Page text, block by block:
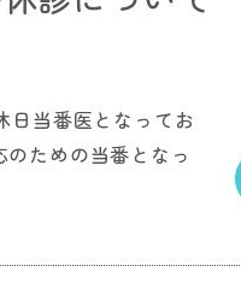
日当番医となってお
ための当番となっ